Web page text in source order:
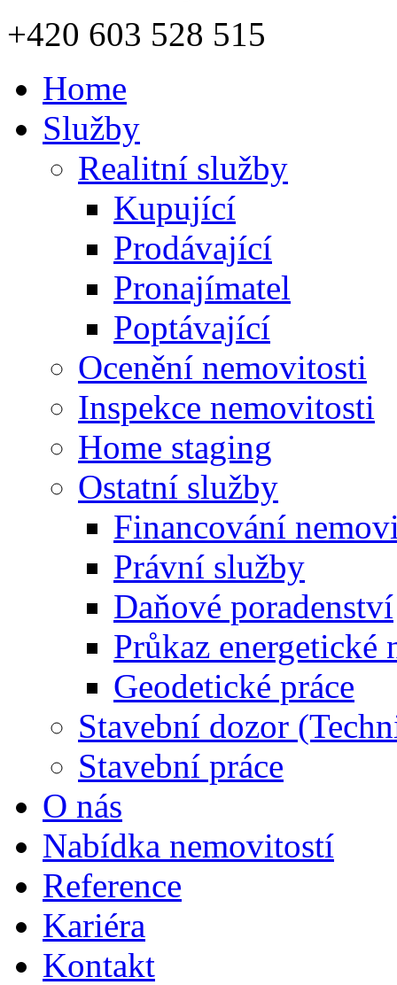
+420 603 528 515
Home
Služby
Realitní služby
Kupující
Prodávající
Pronajímatel
Poptávající
Ocenění nemovitosti
Inspekce nemovitosti
Home staging
Ostatní služby
Financování
Právní služby
Daňové poradenství
Průkaz energetické
Geodetické práce
Stavební dozor
Stavební práce
O nás
Nabídka nemovitostí
Reference
Kariéra
Kontakt